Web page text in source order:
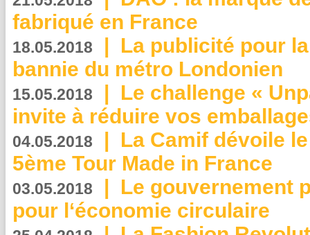
fabriqué en France
18.05.2018 | La publicité pour
bannie du métro Londonien
15.05.2018 | Le challenge «
invite à réduire vos
04.05.2018 | La Camif dévoile
5ème Tour Made in France
03.05.2018 | Le gouvernement
pour l‘économie circulaire